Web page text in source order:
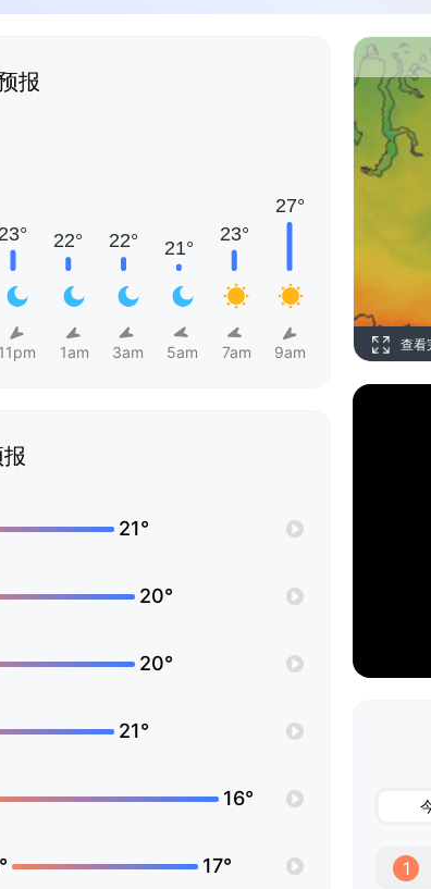
报
11pm 1am 3am 5am 7am 9am
21°
20°
20°
21°
16°
17°
查看
1